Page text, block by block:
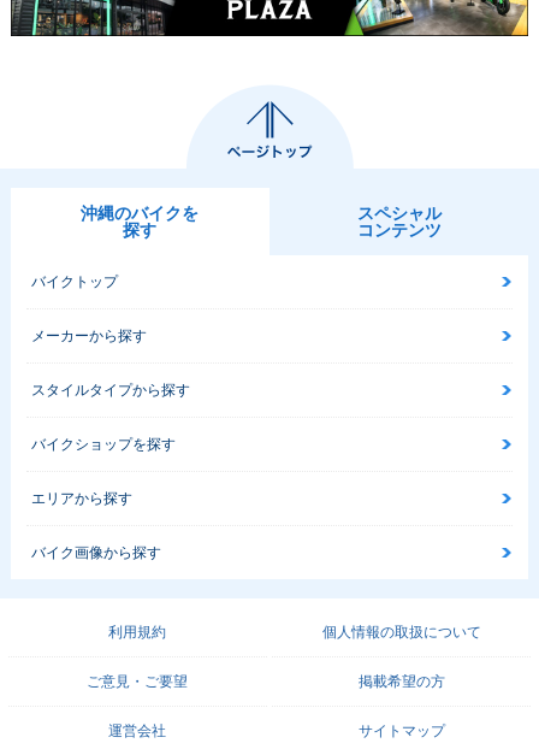
沖縄のバイクを
探す
スペシャル
コンテンツ
バイクトップ
メーカーから探す
スタイルタイプから探す
バイクショップを探す
エリアから探す
バイク画像から探す
利用規約 個人情報の取扱について
ご意見・ご要望 掲載希望の方
運営会社 サイトマップ